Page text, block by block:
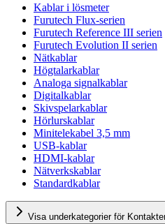
Kablar i lösmeter
Furutech Flux-serien
Furutech Reference III serien
Furutech Evolution II serien
Nätkablar
Högtalarkablar
Analoga signalkablar
Digitalkablar
Skivspelarkablar
Hörlurskablar
Minitelekabel 3,5 mm
USB-kablar
HDMI-kablar
Nätverkskablar
Standardkablar
Visa underkategorier för